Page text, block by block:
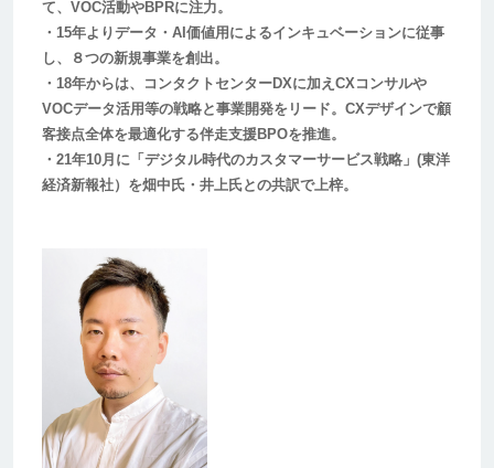
て、VOC活動やBPRに注力。
・15年よりデータ・AI価値用によるインキュベーションに従事
し、８つの新規事業を創出。
・18年からは、コンタクトセンターDXに加えCXコンサルや
VOCデータ活用等の戦略と事業開発をリード。CXデザインで顧
客接点全体を最適化する伴走支援BPOを推進。
・21年10月に「デジタル時代のカスタマーサービス戦略」(東洋
経済新報社）を畑中氏・井上氏との共訳で上梓。